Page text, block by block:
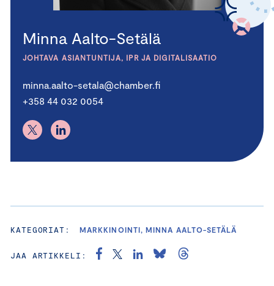
Minna Aalto-Setälä
JOHTAVA ASIANTUNTIJA, IPR JA DIGITALISAATIO
minna.aalto-setala@chamber.fi
+358 44 032 0054
KATEGORIAT: MARKKINOINTI, MINNA AALTO-SETÄLÄ
JAA ARTIKKELI: